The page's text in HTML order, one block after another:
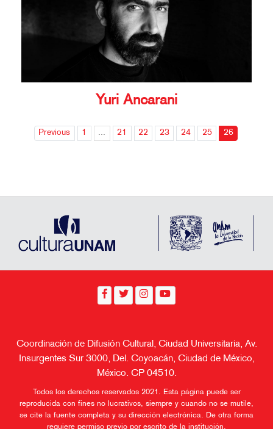
Yuri Ancarani
Previous 1 ... 21 22 23 24 25 26
Coordinación de Difusión Cultural, Ciudad Universitaria, Av.
Insurgentes Sur 3000, Del. Coyoacán, Ciudad de México,
México. CP 04510.
Todos los derechos reservados 2021. Esta página puede ser
reproducida con fines no lucrativos, siempre y cuando no se mutile,
se cite la fuente completa y su dirección electrónica. De otra forma
requiere permiso previo por escrito de la institución.